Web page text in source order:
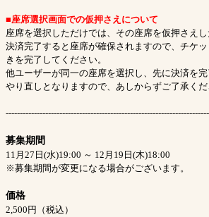
■座席選択画面での仮押さえについて
座席を選択しただけでは、その座席を仮押さえし
決済完了すると座席が確保されますので、チケ
きを完了してください。
他ユーザーが同一の座席を選択し、先に決済を
やり直しとなりますので、あしからずご了承くだ
募集期間
11月27日(水)19:00 ～ 12月19日(木)18:00
※募集期間が変更になる場合がございます。
価格
2,500円（税込）